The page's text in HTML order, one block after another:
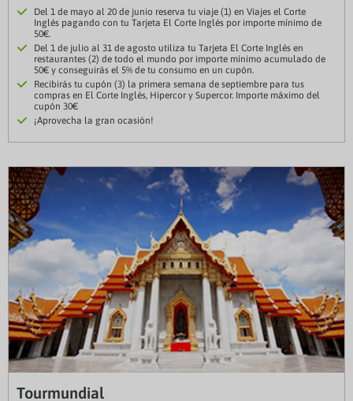
Del 1 de mayo al 20 de junio reserva tu viaje (1) en Viajes el Corte
Inglés pagando con tu Tarjeta El Corte Inglés por importe mínimo de
50€.
Del 1 de julio al 31 de agosto utiliza tu Tarjeta El Corte Inglés en
restaurantes (2) de todo el mundo por importe mínimo acumulado de
50€ y conseguirás el 5% de tu consumo en un cupón.
Recibirás tu cupón (3) la primera semana de septiembre para tus
compras en El Corte Inglés, Hipercor y Supercor. Importe máximo del
cupón 30€
¡Aprovecha la gran ocasión!
Tourmundial